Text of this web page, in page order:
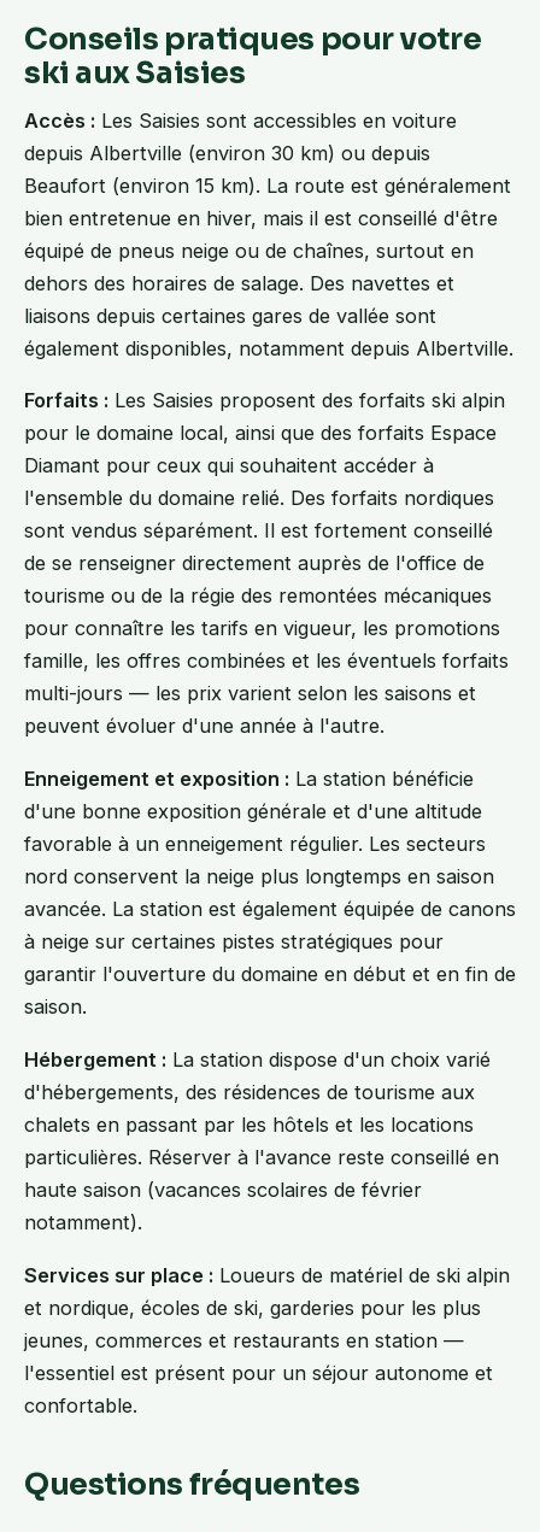
Conseils pratiques pour votre
ski aux Saisies
Accès : Les Saisies sont accessibles en voiture
depuis Albertville (environ 30 km) ou depuis
Beaufort (environ 15 km). La route est généralement
bien entretenue en hiver, mais il est conseillé d'être
équipé de pneus neige ou de chaînes, surtout en
dehors des horaires de salage. Des navettes et
liaisons depuis certaines gares de vallée sont
également disponibles, notamment depuis Albertville.
Forfaits : Les Saisies proposent des forfaits ski alpin
pour le domaine local, ainsi que des forfaits Espace
Diamant pour ceux qui souhaitent accéder à
l'ensemble du domaine relié. Des forfaits nordiques
sont vendus séparément. Il est fortement conseillé
de se renseigner directement auprès de l'office de
tourisme ou de la régie des remontées mécaniques
pour connaître les tarifs en vigueur, les promotions
famille, les offres combinées et les éventuels forfaits
multi-jours — les prix varient selon les saisons et
peuvent évoluer d'une année à l'autre.
Enneigement et exposition : La station bénéficie
d'une bonne exposition générale et d'une altitude
favorable à un enneigement régulier. Les secteurs
nord conservent la neige plus longtemps en saison
avancée. La station est également équipée de canons
à neige sur certaines pistes stratégiques pour
garantir l'ouverture du domaine en début et en fin de
saison.
Hébergement : La station dispose d'un choix varié
d'hébergements, des résidences de tourisme aux
chalets en passant par les hôtels et les locations
particulières. Réserver à l'avance reste conseillé en
haute saison (vacances scolaires de février
notamment).
Services sur place : Loueurs de matériel de ski alpin
et nordique, écoles de ski, garderies pour les plus
jeunes, commerces et restaurants en station —
l'essentiel est présent pour un séjour autonome et
confortable.
Questions fréquentes